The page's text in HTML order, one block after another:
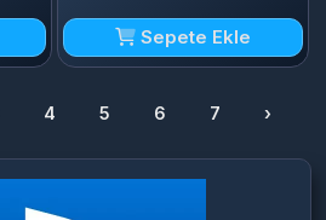
Sepete Ekle
4 5 6 7 ›